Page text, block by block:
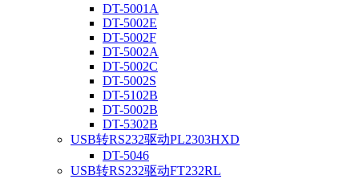
DT-5001A
DT-5002E
DT-5002F
DT-5002A
DT-5002C
DT-5002S
DT-5102B
DT-5002B
DT-5302B
USB转RS232驱动PL2303HXD
DT-5046
USB转RS232驱动FT232RL